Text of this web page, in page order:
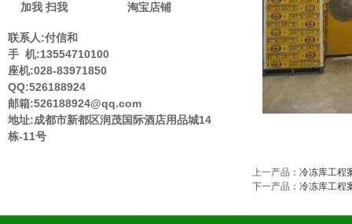
加我 扫我 淘宝店铺
联系人:付信和
手 机:13554710100
座机:028-83971850
QQ:526188924
邮箱:526188924@qq.com
地址:成都市新都区润茂国际酒店用品城14
栋-11号
上一产品 ： 冷冻库工程
下一产品 ： 冷冻库工程